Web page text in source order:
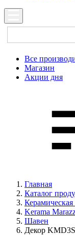
Все
Магазин
Акции дня
Главная
Каталог
Керамическая
Kerama
Шавен
Декор